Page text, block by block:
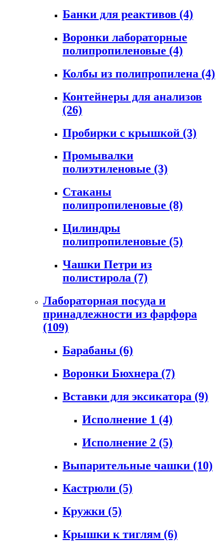
Банки для реактивов (4)
Воронки лабораторные
полипропиленовые (4)
Колбы из полипропилена (4)
Контейнеры для анализов
(26)
Пробирки с крышкой (3)
Промывалки
полиэтиленовые (3)
Стаканы
полипропиленовые (8)
Цилиндры
полипропиленовые (5)
Чашки Петри из
полистирола (7)
Лабораторная посуда и
принадлежности из фарфора
(109)
Барабаны (6)
Воронки Бюхнера (7)
Вставки для эксикатора (9)
Исполнение 1 (4)
Исполнение 2 (5)
Выпарительные чашки (10)
Кастрюли (5)
Кружки (5)
Крышки к тиглям (6)